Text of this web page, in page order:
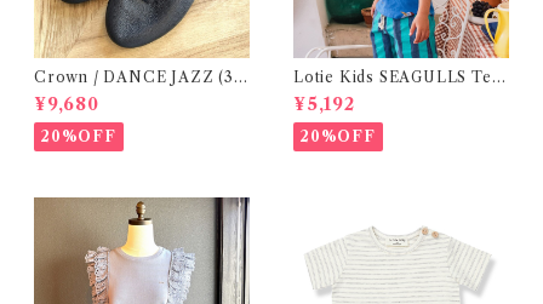
Crown / DANCE JAZZ (3:2
2cm / 6:24-24,5 ) Black
¥9,680
20%OFF
Lotie Kids SEAGULLS Tee
(12m- 8Y)
¥5,192
20%OFF